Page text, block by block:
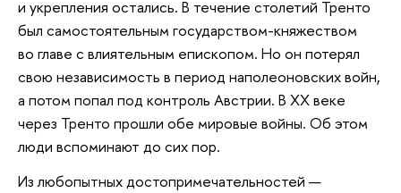
и укрепления остались. В течение столетий Тренто
был самостоятельным государством-княжеством
во главе с влиятельным епископом. Но он потерял
свою независимость в период наполеоновских войн,
а потом попал под контроль Австрии. В ХХ веке
через Тренто прошли обе мировые войны. Об этом
люди вспоминают до сих пор.
Из любопытных достопримечательностей —